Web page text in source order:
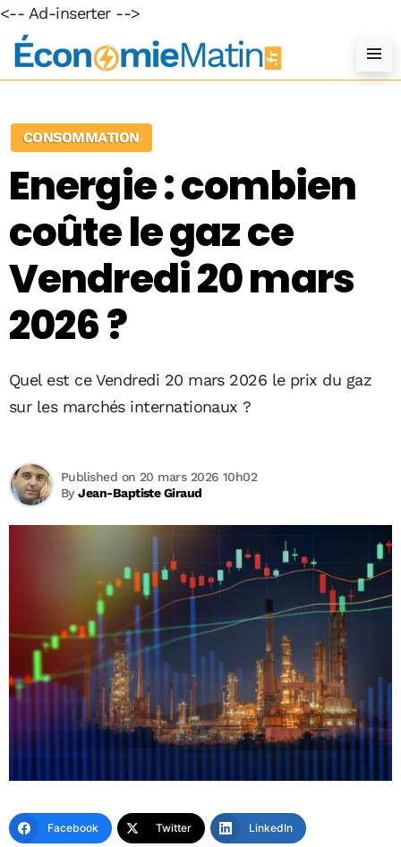
<-- Ad-inserter -->
CONSOMMATION
Energie : combien
coûte le gaz ce
Vendredi 20 mars
2026 ?
Quel est ce Vendredi 20 mars 2026 le prix du gaz
sur les marchés internationaux ?
ByJean-Baptiste Giraud
Published on 20 mars 2026 10h02
Facebook Twitter LinkedIn